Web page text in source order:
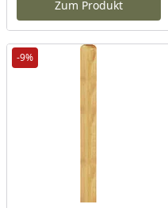
Zum Produkt
-9%